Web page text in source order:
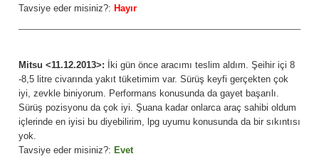
Tavsiye eder misiniz?: Hayır
Mitsu <11.12.2013>: İki gün önce aracımı teslim aldım. Şeihir içi 8
-8,5 litre civarında yakıt tüketimim var. Sürüş keyfi gerçekten çok
iyi, zevkle biniyorum. Performans konusunda da gayet başarılı.
Sürüş pozisyonu da çok iyi. Şuana kadar onlarca araç sahibi oldum
içlerinde en iyisi bu diyebilirim, lpg uyumu konusunda da bir sıkıntısı
yok.
Tavsiye eder misiniz?: Evet